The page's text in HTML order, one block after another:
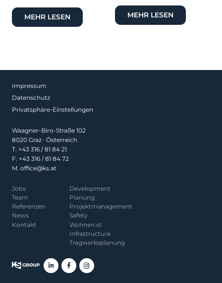
MEHR LESEN MEHR LESEN
Impressum
Datenschutz
Privatsphäre-Einstellungen
Waagner-Biro-Straße 102
8020 Graz · Österreich
T. +43 316 / 81 84 21
F. +43 316 / 81 84 72
M. office@ks.at
Jobs
Team
Referenzen
News
Kontakt
Development
Planung
Projekt­management
Safety
Wohnen.st
Infrastructure
Tragwerksplanung